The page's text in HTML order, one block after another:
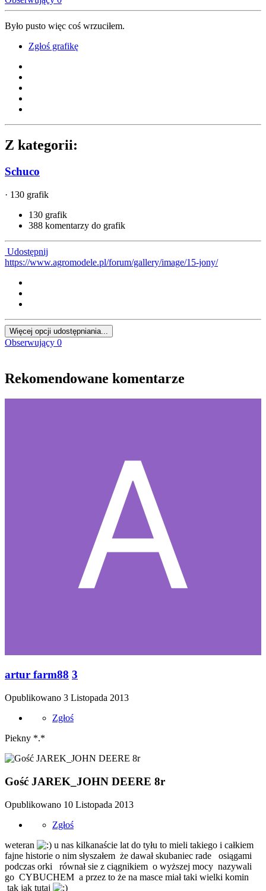
Było pusto więc coś wrzuciłem.
Zgłoś grafikę
Z kategorii:
Schuco
· 130 grafik
130 grafik
388 komentarzy do grafik
Udostępnij
https://www.agromodele.pl/forum/gallery/image/15-jony/
Więcej opcji udostępniania...
Obserwujący 0
Rekomendowane komentarze
artur farm88 3
Opublikowano 3 Listopada 2013
Zgłoś
Piekny *.*
Gość JAREK_JOHN DEERE 8r
Opublikowano 10 Listopada 2013
Zgłoś
weteran
u nas kilkanaście lat do tyłu to mieli takiego i całkiem
fajne historie o nim słyszałem że dawał skubaniec rade osiągami
podczas orki równał sie z ciągnikiem o wyższej mocy nazywali
go CYBUCHEM a przez to że na masce miał taki wielki komin
tak jak tutaj